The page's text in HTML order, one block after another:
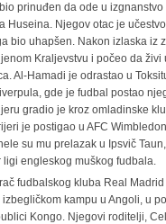
prinuđen da ode u
Huseina. Njegov otac je
bio uhapšen. Nakon izlaska iz
Kraljevstvu i počeo da živi
Al-Hamadi je odrastao u
gde je fudbal postao
gradio je kroz omladinske
je postigao u AFC
su mu prelazak u Ipsvič
ligi engleskog muškog fudbala.
fudbalskog kluba Real
kampu u Angoli, u
Kongo. Njegovi roditelji,